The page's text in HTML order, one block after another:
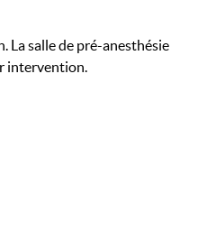
La salle de pré-anesthésie
intervention.